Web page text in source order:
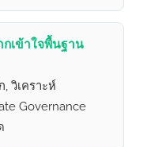
กเข้าใจพื้นฐาน
วิเคราะห์
Governance